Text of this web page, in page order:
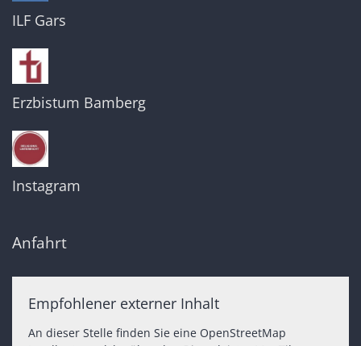
ILF Gars
Erzbistum Bamberg
Instagram
Anfahrt
Empfohlener externer Inhalt
An dieser Stelle finden Sie eine OpenStreetMap